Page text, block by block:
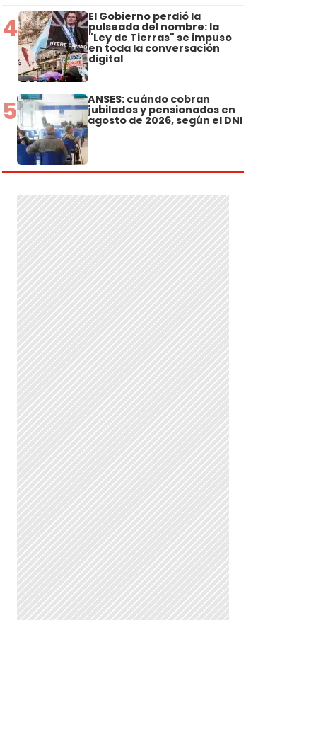
4 El Gobierno perdió la
pulseada del nombre: la
"Ley de Tierras" se impuso
en toda la conversación
digital
5 ANSES: cuándo cobran
jubilados y pensionados en
agosto de 2026, según el DNI